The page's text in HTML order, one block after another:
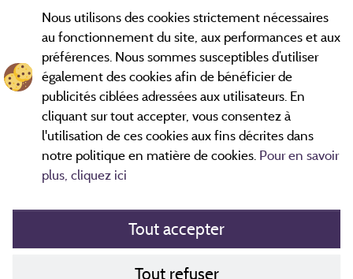
*Avis datés de moins de 3 ans et soumis à un contrôle.En savoir
plus
Nous utilisons des cookies strictement nécessaires
au fonctionnement du site, aux performances et aux
préférences. Nous sommes susceptibles d’utiliser
également des cookies afin de bénéficier de
publicités ciblées adressées aux utilisateurs. En
cliquant sur tout accepter, vous consentez à
l'utilisation de ces cookies aux fins décrites dans
notre politique en matière de cookies. Pour en savoir
plus, cliquez ici
Tout accepter
Tout refuser